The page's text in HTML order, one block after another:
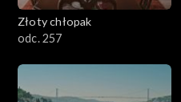
Złoty chłopak
odc. 257